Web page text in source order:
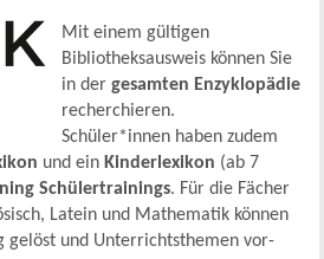
Mit einem gültigen
Bibliotheksausweis können Sie
in dergesamten Enzyklopädie
recherchieren.
Schüler*innen haben zudem
und ein Kinderlexikon (ab 7
Schülertrainings. Für die Fächer
Latein und Mathematik können
gelöst und Unterrichtsthemen vor-